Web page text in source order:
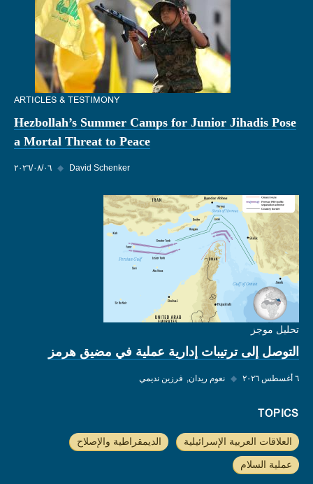
ARTICLES & TESTIMONY
Hezbollah’s Summer Camps for Junior Jihadis Pose
a Mortal Threat to Peace
٠٦‏/٠٨‏/٢٠٢٦ ◆ David Schenker
تحليل موجز
التوصل إلى ترتيبات إدارية عملية في مضيق هرمز
٦ أغسطس ٢٠٢٦ ◆ نعوم ريدان فرزين نديمي
TOPICS
العلاقات العربية الإسرائيلية الديمقراطية والإصلاح
عملية السلام